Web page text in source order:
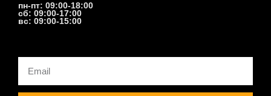
пн-пт: 09:00-18:00
сб: 09:00-17:00
вс: 09:00-15:00
Email